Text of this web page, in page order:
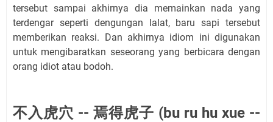
tersebut sampai akhirnya dia memainkan nada yang
terdengar seperti dengungan lalat, baru sapi tersebut
memberikan reaksi. Dan akhirnya idiom ini digunakan
untuk mengibaratkan seseorang yang berbicara dengan
orang idiot atau bodoh.
不入虎穴 -- 焉得虎子 (bu ru hu xue --